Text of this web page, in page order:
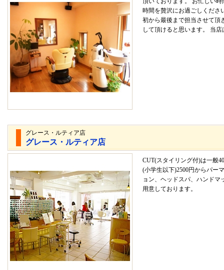
時間を贅沢にお過ごしくださ
初から最後まで担当させて頂
して頂けると思います。 当
グレース・ルティア店
グレース・ルティア店
CUT(スタイリング付)は一般
(小学生以下)2500円からパー
ョン、ヘッドスパ、ハンド
用意しております。